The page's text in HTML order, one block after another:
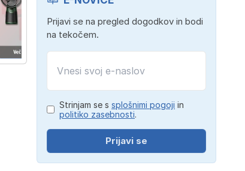
Prijavi se na pregled dogodkov in bodi
na tekočem.
Strinjam se s splošnimi pogoji in
politiko zasebnosti.
Prijavi se